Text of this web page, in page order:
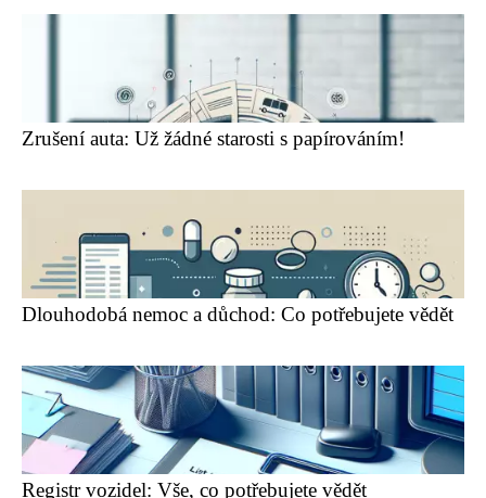
Zrušení auta: Už žádné starosti s papírováním!
Dlouhodobá nemoc a důchod: Co potřebujete vědět
Registr vozidel: Vše, co potřebujete vědět